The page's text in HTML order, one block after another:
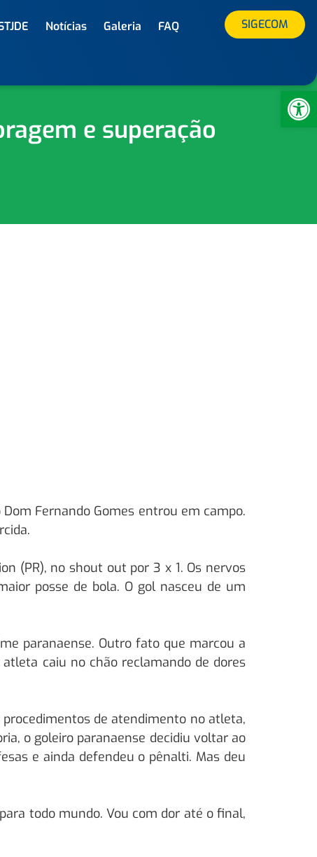
Notícias Galeria FAQ SIGECOM
e superação
Fernando Gomes entrou em campo.
(PR), no shout out por 3 x 1. Os nervos
posse de bola. O gol nasceu de um
paranaense. Outro fato que marcou a
caiu no chão reclamando de dores
de atendimento no atleta,
o goleiro paranaense decidiu voltar ao
e ainda defendeu o pênalti. Mas deu
todo mundo. Vou com dor até o final,